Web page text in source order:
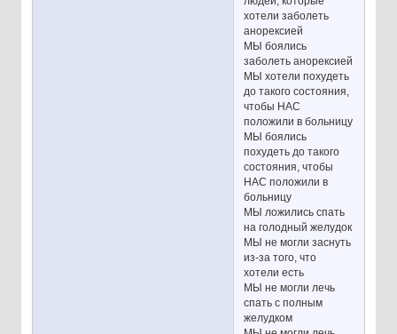
хотели заболеть
анорексией
МЫ боялись
заболеть анорексией
МЫ хотели похудеть
до такого состояния,
чтобы НАС
положили в больницу
МЫ боялись
похудеть до такого
состояния, чтобы
НАС положили в
больницу
МЫ ложились спать
на голодный желудок
МЫ не могли заснуть
из-за того, что
хотели есть
МЫ не могли лечь
спать с полным
желудком